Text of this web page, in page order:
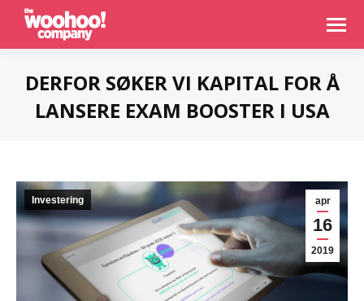
DERFOR SØKER VI KAPITAL FOR Å
LANSERE EXAM BOOSTER I USA
apr
16
2019
Investering